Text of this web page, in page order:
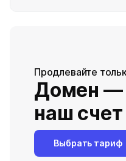
Домен —
наш счет
Продлевайте
Выбрать тариф